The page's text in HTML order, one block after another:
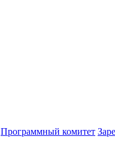
Программный комитет